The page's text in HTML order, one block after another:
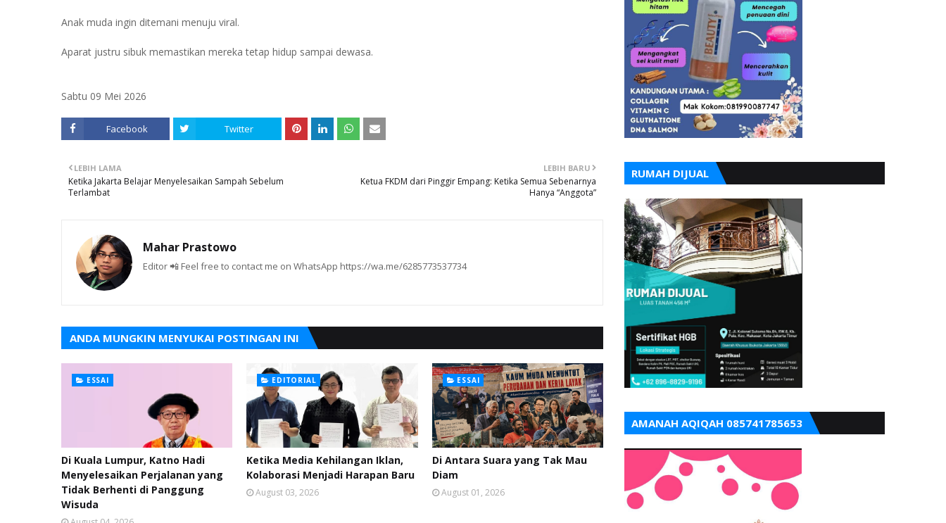
Anak muda ingin ditemani menuju viral.
Aparat justru sibuk memastikan mereka tetap hidup sampai dewasa.
Sabtu 09 Mei 2026
Facebook Twitter
LEBIH BARU
Ketua FKDM dari Pinggir Empang: Ketika Semua Sebenarnya
Hanya “Anggota”
LEBIH LAMA
Ketika Jakarta Belajar Menyelesaikan Sampah Sebelum
Terlambat
Mahar Prastowo
Editor 📲 Feel free to contact me on WhatsApp https://wa.me/6285773537734
ANDA MUNGKIN MENYUKAI POSTINGAN INI
ESSAI
Di Kuala Lumpur, Katno Hadi
Menyelesaikan Perjalanan yang
Tidak Berhenti di Panggung
Wisuda
EDITORIAL
Ketika Media Kehilangan Iklan,
Kolaborasi Menjadi Harapan Baru
August 03, 2026
ESSAI
Di Antara Suara yang Tak Mau
Diam
August 01, 2026
RUMAH DIJUAL
AMANAH AQIQAH 085741785653